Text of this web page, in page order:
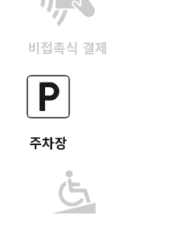
비접촉식 결제
주차장